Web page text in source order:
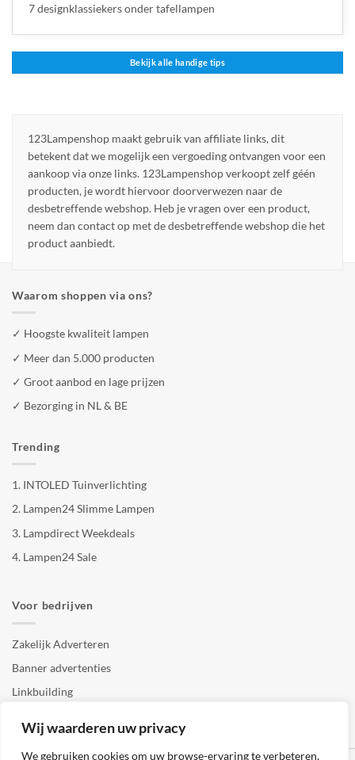
Wij waarderen uw privacy
We gebruiken cookies om uw browse-ervaring te verbeteren,
7 designklassiekers onder tafellampen
Bekijk alle handige tips
123Lampenshop maakt gebruik van affiliate links, dit
betekent dat we mogelijk een vergoeding ontvangen voor een
aankoop via onze links. 123Lampenshop verkoopt zelf géén
producten, je wordt hiervoor doorverwezen naar de
desbetreffende webshop. Heb je vragen over een product,
neem dan contact op met de desbetreffende webshop die het
product aanbiedt.
Waarom shoppen via ons?
✓ Hoogste kwaliteit lampen
✓ Meer dan 5.000 producten
✓ Groot aanbod en lage prijzen
✓ Bezorging in NL & BE
Trending
1. INTOLED Tuinverlichting
2. Lampen24 Slimme Lampen
3. Lampdirect Weekdeals
4. Lampen24 Sale
Voor bedrijven
Zakelijk Adverteren
Banner advertenties
Linkbuilding